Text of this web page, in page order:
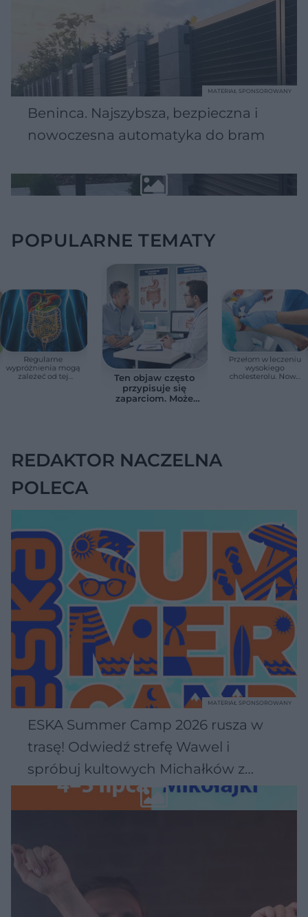
Beninca. Najszybsza, bezpieczna i
nowoczesna automatyka do bram
MATERIAŁ SPONSOROWANY
POPULARNE TEMATY
Regularne
wypróżnienia mogą
zależeć od tej
Ten objaw często
przypisuje się
zaparciom. Może
Przełom w leczeniu
wysokiego
cholesterolu. Nowa
REDAKTOR NACZELNA
POLECA
ESKA Summer Camp 2026 rusza w
trasę! Odwiedź strefę Wawel i
spróbuj kultowych Michałków z
Wawelu
MATERIAŁ SPONSOROWANY